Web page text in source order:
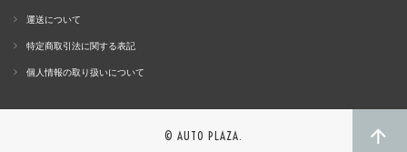
運送について
特定商取引法に関する表記
個人情報の取り扱いについて
© AUTO PLAZA.